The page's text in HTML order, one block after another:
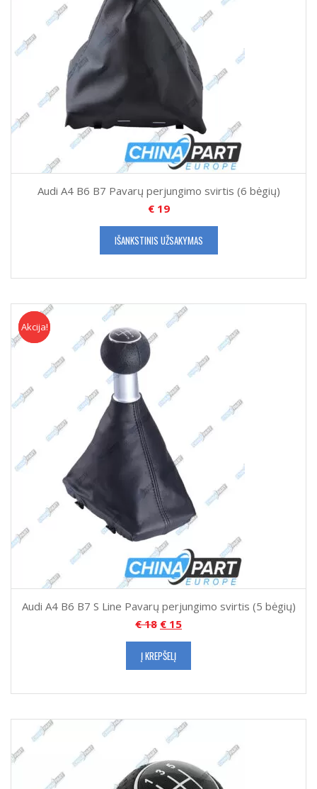
Audi A4 B6 B7 Pavarų perjungimo svirtis (6 bėgių)
€19
IŠANKSTINIS UŽSAKYMAS
Akcija
Akcija!
Audi A4 B6 B7 S Line Pavarų perjungimo svirtis (5 bėgių)
€18 € 15
Į KREPŠELĮ